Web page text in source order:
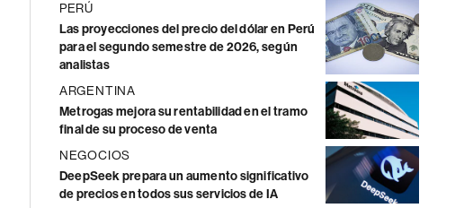
PERÚ
Las proyecciones del precio del dólar en Perú
para el segundo semestre de 2026, según
analistas
ARGENTINA
Metrogas mejora su rentabilidad en el tramo
final de su proceso de venta
NEGOCIOS
DeepSeek prepara un aumento significativo
de precios en todos sus servicios de IA